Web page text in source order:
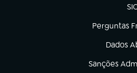
Perguntas
(abre em
Dados
(abre
Sanções
(abre em